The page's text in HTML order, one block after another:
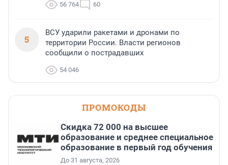
56 764 60
5
ВСУ ударили ракетами и дронами по
территории России. Власти регионов
сообщили о пострадавших
54 046
ПРОМОКОДЫ
Скидка 72 000 на высшее
образование и среднее специальное
образование в первый год обучения
До 31 августа, 2026